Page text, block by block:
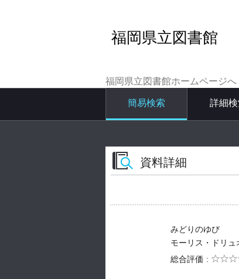
福岡県立図書館
福岡県立図書館ホームページへ
簡易検索 詳細
資料詳細
みどりのゆび
モーリス・ドリ
総合評価
5段階